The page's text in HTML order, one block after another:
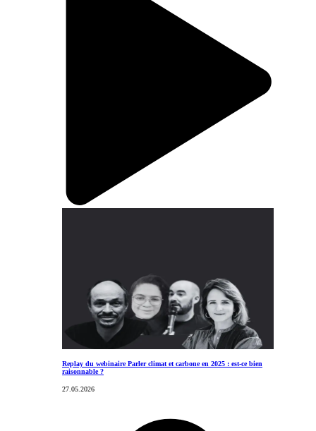
Replay du webinaire Parler climat et carbone en 2025 : est-ce bien
raisonnable ?
27.05.2026